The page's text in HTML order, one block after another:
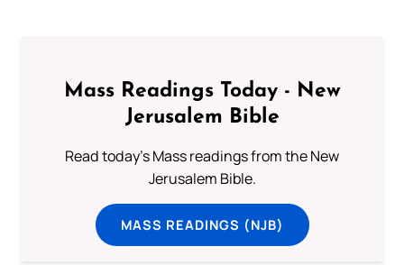
Mass Readings Today - New
Jerusalem Bible
Read today's Mass readings from the New
Jerusalem Bible.
MASS READINGS (NJB)